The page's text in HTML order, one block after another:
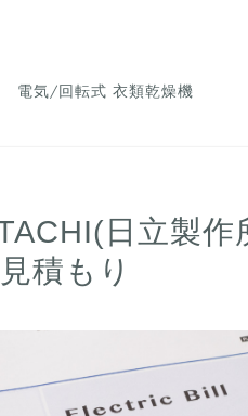
電気/回転式 衣類乾燥機
日立製
積もり